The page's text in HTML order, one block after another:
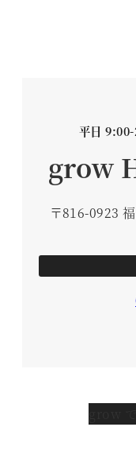
平日
grow
〒816-0923